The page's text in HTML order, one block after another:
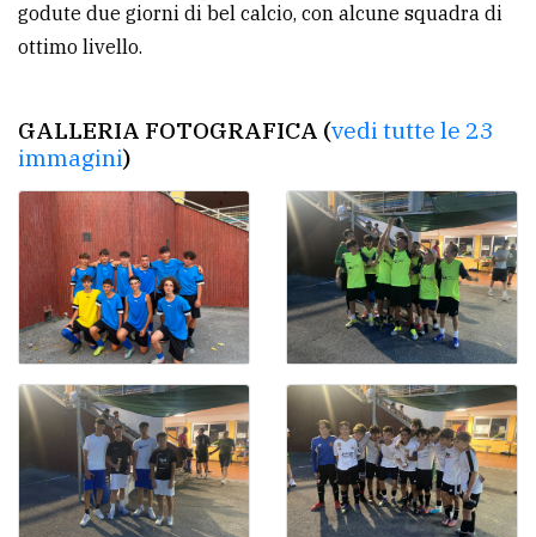
godute due giorni di bel calcio, con alcune squadra di
ottimo livello.
GALLERIA FOTOGRAFICA (vedi tutte le 23
immagini)